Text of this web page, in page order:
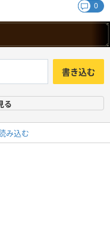
0
書き込む
る
み込む